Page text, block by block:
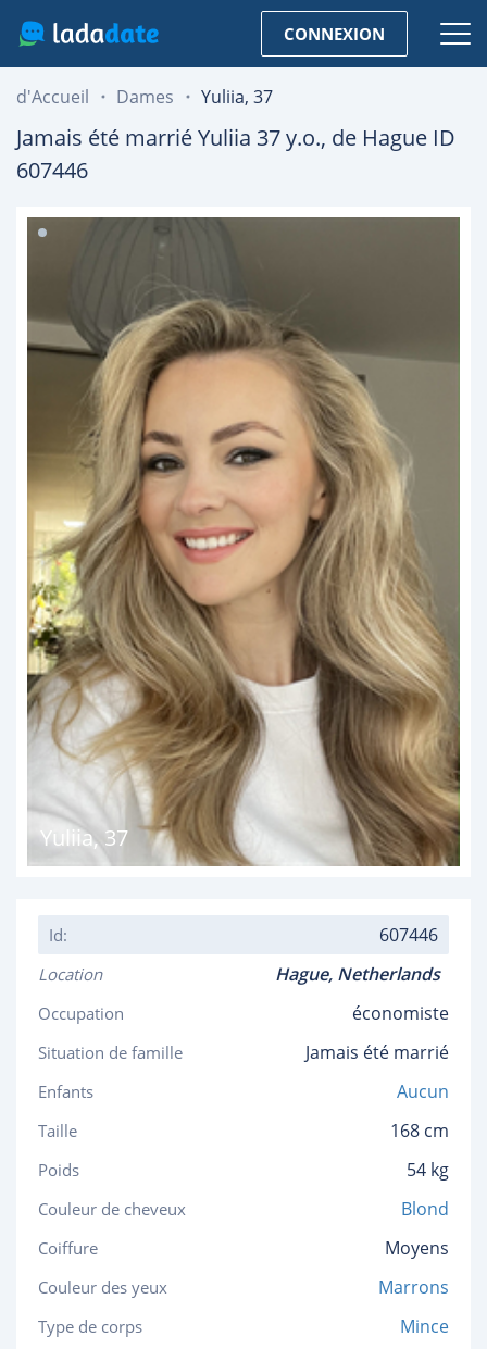
CONNEXION
d'Accueil Dames Yuliia, 37
Jamais été marriéYuliia 37y.o., de Hague ID
607446
Yuliia, 37
Id: 607446
Location Hague, Netherlands
Occupation économiste
Situation de famille Jamais été marrié
Enfants Aucun
Taille 168 cm
Poids 54 kg
Couleur de cheveux Blond
Coiffure Moyens
Couleur des yeux Marrons
Type de corps Mince